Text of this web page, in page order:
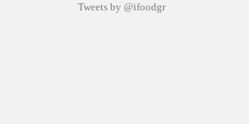
Tweets by @ifoodgr